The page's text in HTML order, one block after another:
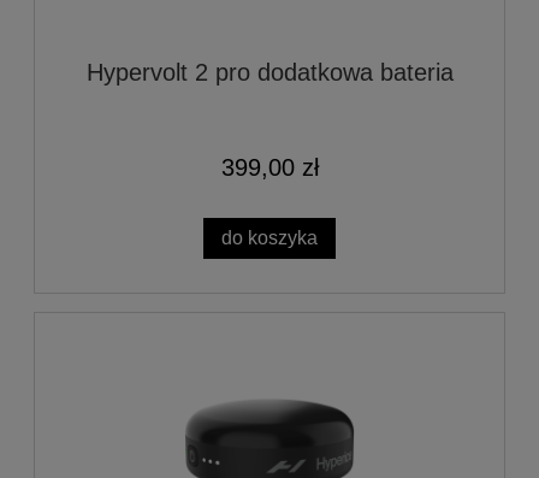
Hypervolt 2 pro dodatkowa bateria
399,00 zł
do koszyka